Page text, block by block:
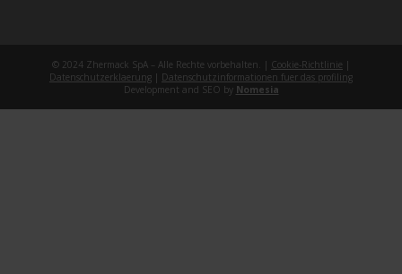
© 2024 Zhermack SpA – Alle Rechte vorbehalten. | Cookie-Richtlinie |
Datenschutzerklaerung | Datenschutzinformationen fuer das profiling
Development and SEO by Nomesia